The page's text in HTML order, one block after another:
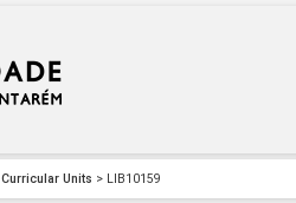
Curricular Units > LIB10159